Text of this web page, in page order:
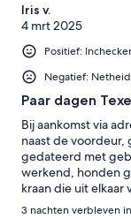
Iris v.
4 mrt 2025
Positief:
Negatief:
Paar dagen
Bij aankomst via
naast de voordeur,
gedateerd met
werkend, honden
kraan die uit
die kapot is etc)
3 nachten verbleven